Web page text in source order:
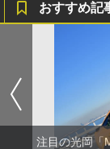
おすすめ記
注目の光岡「